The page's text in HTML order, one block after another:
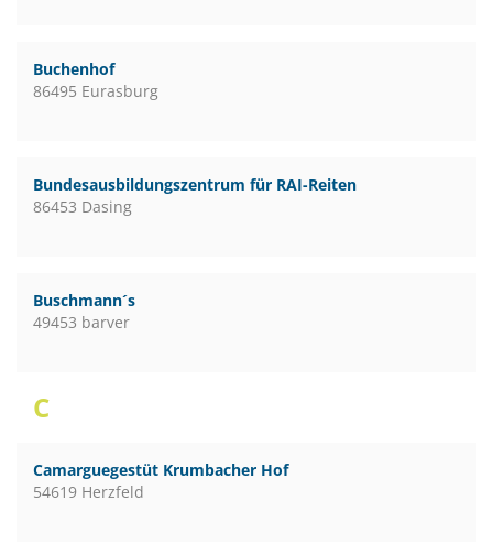
Buchenhof
86495 Eurasburg
Bundesausbildungszentrum für RAI-Reiten
86453 Dasing
Buschmann´s
49453 barver
C
Camarguegestüt Krumbacher Hof
54619 Herzfeld